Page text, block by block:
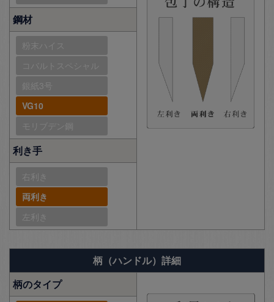
鋼材
粉末ハイス
コバルトスペシャル
銀紙3号
VG10
モリブデン鋼
利き手
右利き
両利き
左利き
柄（ハンドル）詳細
柄のタイプ